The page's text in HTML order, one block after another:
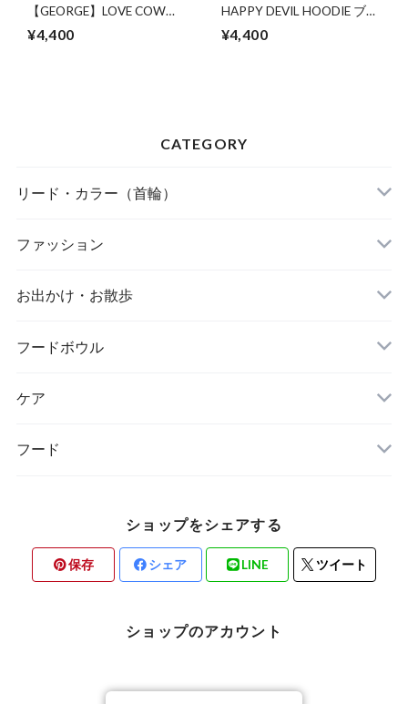
【GEORGE】LOVE COW
¥4,400
HAPPY DEVIL HOODIE ブラ
ディー）/GEORGE
¥4,400
CATEGORY
リード・カラー（首輪）
FOUND MY ANIMAL（ファウンドマイアニマ
ファッション
A BIENTOT!（アビエント）
お出かけ・お散歩
FOUND MY ANIMAL（ファウンドマイアニマ
フードボウル
ケア
フード
ショップをシェアする
保存 シェア LINE ツイート
ショップのアカウント